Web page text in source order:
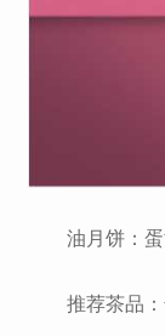
油月饼：
推荐茶品